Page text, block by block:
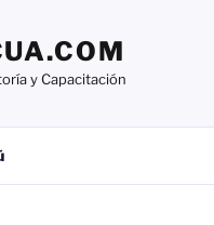
y Capacitación